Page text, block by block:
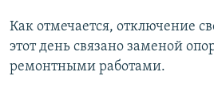
Как отмечается, отключение
этот день связано заменой
ремонтными работами.